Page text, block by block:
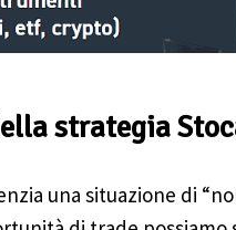
strategia
una situazione di